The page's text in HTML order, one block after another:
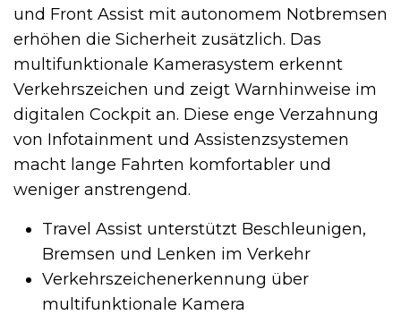
und Front Assist mit autonomem Notbremsen
erhöhen die Sicherheit zusätzlich. Das
multifunktionale Kamerasystem erkennt
Verkehrszeichen und zeigt Warnhinweise im
digitalen Cockpit an. Diese enge Verzahnung
von Infotainment und Assistenzsystemen
macht lange Fahrten komfortabler und
weniger anstrengend.
Travel Assist unterstützt Beschleunigen,
Bremsen und Lenken im Verkehr
Verkehrszeichenerkennung über
multifunktionale Kamera